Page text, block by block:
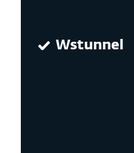
Wstunnel